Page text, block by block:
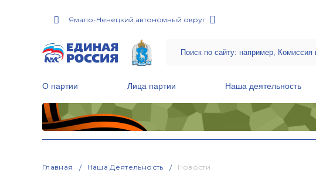
Ямало-Ненецкий автономный округ
О партии Лица партии Наша деятельность
Главная Наша Деятельность Новости